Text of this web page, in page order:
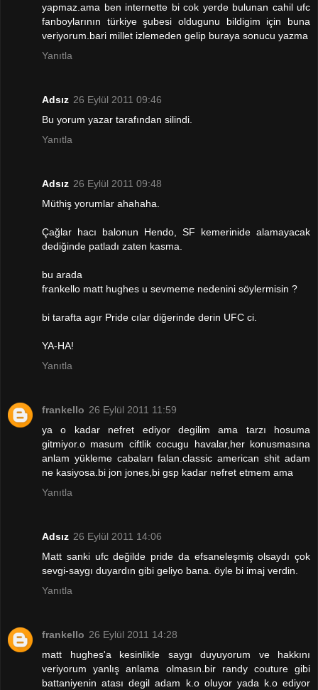
yapmaz.ama ben internette bi cok yerde bulunan cahil ufc
fanboylarının türkiye şubesi oldugunu bildigim için buna
veriyorum.bari millet izlemeden gelip buraya sonucu yazma
Yanıtla
Adsız 26 Eylül 2011 09:46
Bu yorum yazar tarafından silindi.
Yanıtla
Adsız 26 Eylül 2011 09:48
Müthiş yorumlar ahahaha.
Çağlar hacı balonun Hendo, SF kemerinide alamayacak
dediğinde patladı zaten kasma.
bu arada
frankello matt hughes u sevmeme nedenini söylermisin ?
bi tarafta agır Pride cılar diğerinde derin UFC ci.
YA-HA!
Yanıtla
frankello 26 Eylül 2011 11:59
ya o kadar nefret ediyor degilim ama tarzı hosuma
gitmiyor.o masum ciftlik cocugu havalar,her konusmasına
anlam yükleme cabaları falan.classic american shit adam
ne kasiyosa.bi jon jones,bi gsp kadar nefret etmem ama
Yanıtla
Adsız 26 Eylül 2011 14:06
Matt sanki ufc değilde pride da efsaneleşmiş olsaydı çok
sevgi-saygı duyardın gibi geliyo bana. öyle bi imaj verdin.
Yanıtla
frankello 26 Eylül 2011 14:28
matt hughes'a kesinlikle saygı duyuyorum ve hakkını
veriyorum yanlış anlama olmasın.bir randy couture gibi
battaniyenin atası degil adam k.o oluyor yada k.o ediyor